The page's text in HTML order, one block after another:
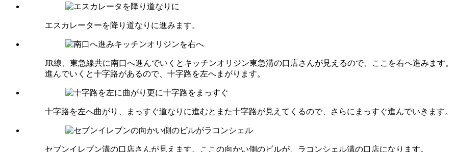
エスカレーターを降り道なりに進みます。
JR線、東急線共に南口へ進んでいくとキッチンオリジン東急溝の口店さんが見えるので、ここを右へ進みます。
進んでいくと十字路があるので、十字路を左へまがります。
十字路を左へ曲がり、まっすぐ道なりに進むとまた十字路が見えてくるので、さらにまっすぐ進んでいきます。
セブンイレブン溝の口店さんが見えます。ここの向かい側のビルが、ラコンシェル溝の口店になります。